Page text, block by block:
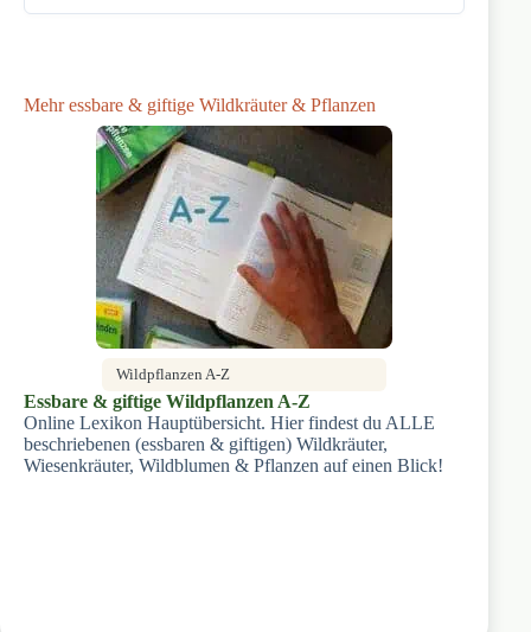
Mehr essbare & giftige Wildkräuter & Pflanzen
Wildpflanzen A-Z
Essbare & giftige Wildpflanzen A-Z
Online Lexikon Hauptübersicht. Hier findest du ALLE
beschriebenen (essbaren & giftigen) Wildkräuter,
Wiesenkräuter, Wildblumen & Pflanzen auf einen Blick!